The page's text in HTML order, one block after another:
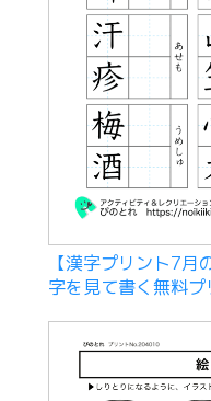
【漢字プリント7
字を見て書く無料プ